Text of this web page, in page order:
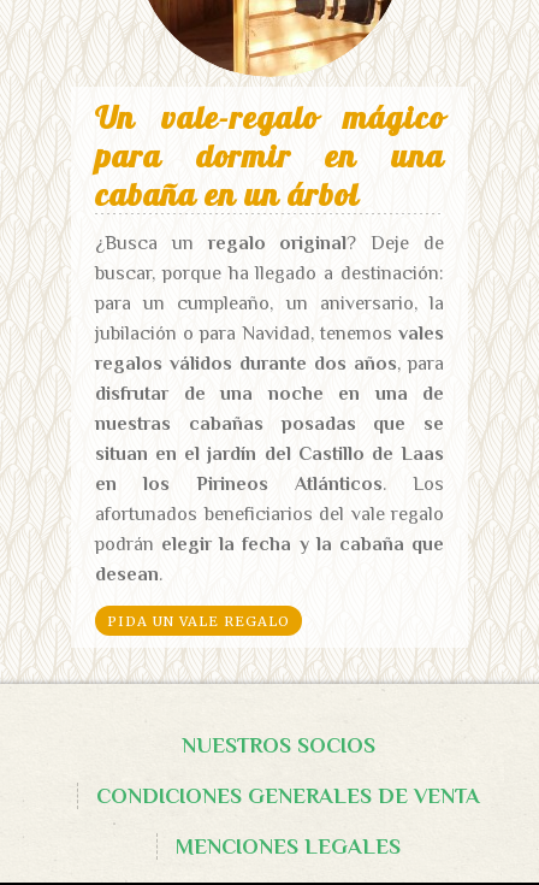
Un vale-regalo mágico
para dormir en una
cabaña en un árbol
¿Busca unregalo original? Deje de
buscar, porque ha llegado a destinación:
para un cumpleaño, un aniversario, la
jubilación o para Navidad, tenemos vales
regalos válidos durante dos años, para
disfrutar de una noche en una de
nuestras cabañas posadas que se
situan en el jardín del Castillo de Laas
en los Pirineos Atlánticos. Los
afortunados beneficiarios del vale regalo
podrán elegir la fecha y la cabaña que
desean.
PIDA UN VALE REGALO
NUESTROS SOCIOS
CONDICIONES GENERALES DE VENTA
MENCIONES LEGALES